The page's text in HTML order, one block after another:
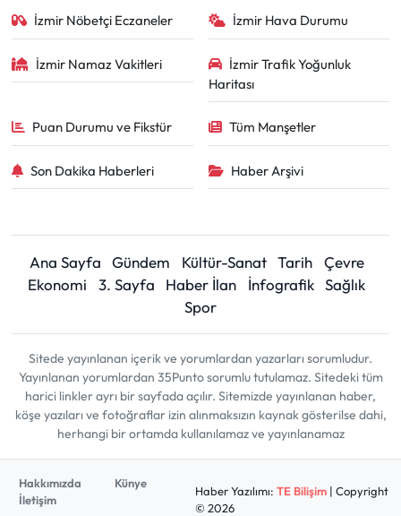
İzmir Nöbetçi Eczaneler İzmir Hava Durumu
İzmir Namaz Vakitleri
İzmir Trafik Yoğunluk
Haritası
Puan Durumu ve Fikstür Tüm Manşetler
Son Dakika Haberleri Haber Arşivi
Ana Sayfa Gündem Kültür-Sanat Tarih
Çevre
Ekonomi
3. Sayfa Haber İlan İnfografik Sağlık
Spor
Sitede yayınlanan içerik ve yorumlardan yazarları sorumludur.
Yayınlanan yorumlardan 35Punto sorumlu tutulamaz. Sitedeki tüm
harici linkler ayrı bir sayfada açılır. Sitemizde yayınlanan haber,
köşe yazıları ve fotoğraflar izin alınmaksızın kaynak gösterilse dahi,
herhangi bir ortamda kullanılamaz ve yayınlanamaz
Hakkımızda
Künye
İletişim
Haber Yazılımı: TE Bilişim| Copyright
© 2026